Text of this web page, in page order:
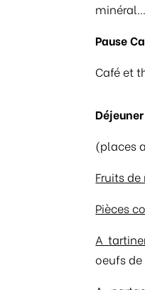
minéral…
Pause
Café et
(places
Fruits de
Pièces
A
oeufs